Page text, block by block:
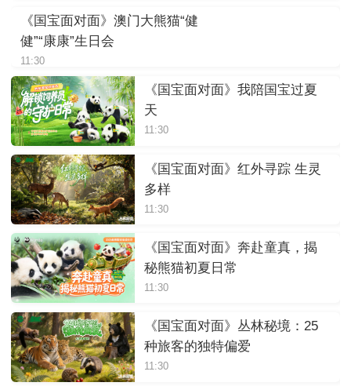
《国宝面对面》澳门大熊猫“健
健”“康康”生日会
11:30
《国宝面对面》我陪国宝过夏
天
11:30
《国宝面对面》红外寻踪 生灵
多样
11:30
《国宝面对面》奔赴童真，揭
秘熊猫初夏日常
11:30
《国宝面对面》丛林秘境：25
种旅客的独特偏爱
11:30